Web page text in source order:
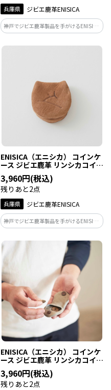
兵庫県 ジビエ鹿革ENISICA
神戸でジビエ鹿革製品を手がけるENISICA
が作った、しなやかで軽い、容量たっぷ
りの小銭入れ。カラーは古墨（こぼ
ENISICA（エニシカ） コインケ
ース ジビエ鹿革 リンシカコイ
ンケース 茅葺（かやぶき） 1個
3,960円(税込)
残りあと2点
兵庫県 ジビエ鹿革ENISICA
神戸でジビエ鹿革製品を手がけるENISICA
が作った、しなやかで軽い、容量たっぷ
りの小銭入れ。カラーは茅葺（かやぶ
き）。人々と自然が共存する里山の暮ら
し、その懐かしい原風景にちなんだキャ
メル。
ENISICA（エニシカ） コインケ
ース ジビエ鹿革 リンシカコイ
ンケース 雪曇（ゆきぐもり） 1
個
3,960円(税込)
残りあと2点